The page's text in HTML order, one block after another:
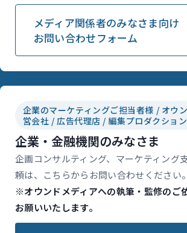
メディア関係者のみなさま向け
お問い合わせフォーム
企業のマーケティングご担当者様 / オウ
営会社 / 広告代理店 / 編集プロダクショ
企業・金融機関のみなさま
企画コンサルティング、マーケティング
頼は、こちらからお問い合わせください。
※オウンドメディアへの執筆・監修のご
お願いいたします。